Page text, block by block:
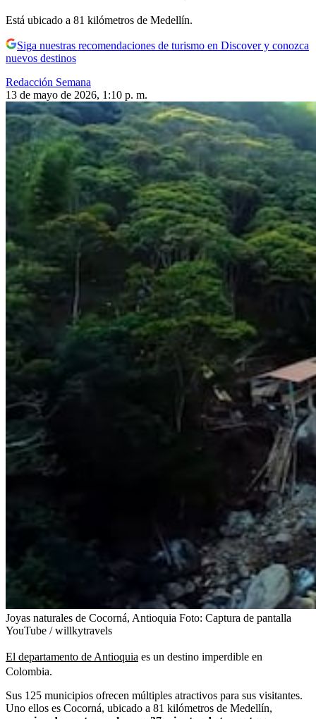
Está ubicado a 81 kilómetros de Medellín.
Siga nuestras recomendaciones de turismo en Discover y conozca
nuevos destinos
Redacción Semana
13 de mayo de 2026, 1:10 p. m.
Joyas naturales de Cocorná, Antioquia Foto: Captura de pantalla
YouTube / willkytravels
El departamento de Antioquia es un destino imperdible en
Colombia.
Sus 125 municipios ofrecen múltiples atractivos para sus visitantes.
Uno ellos es Cocorná, ubicado a 81 kilómetros de Medellín,